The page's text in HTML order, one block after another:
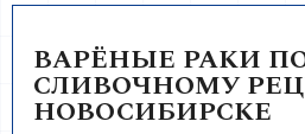
ВАРЁНЫЕ РАКИ
СЛИВОЧНОМУ
НОВОСИБИРСКЕ